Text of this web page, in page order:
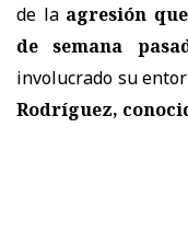
de la agresión
de semana
involucrado su
Rodríguez,